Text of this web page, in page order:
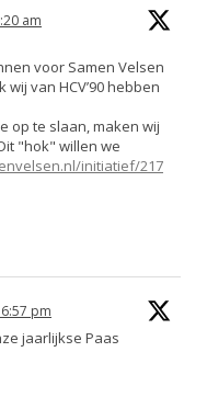
am
voor Samen Velsen
van HCV’90 hebben
op te slaan, maken wij
"hok" willen we
initiatief/217
pm
jaarlijkse Paas